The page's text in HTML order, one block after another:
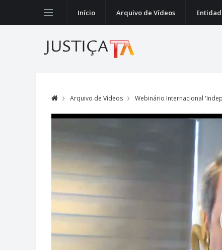
Início Arquivo de Vídeos
Arquivo de Vídeos Webinário Internacional
Video